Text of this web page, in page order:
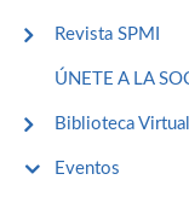
Revista SPMI
ÚNETE A LA
Biblioteca Virtual
Eventos